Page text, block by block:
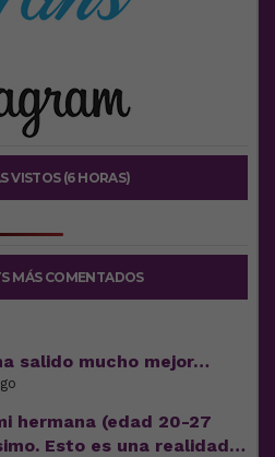
VISTOS (6 HORAS)
MÁS COMENTADOS
salido mucho mejor…
hermana (edad 20-27
Esto es una realidad…